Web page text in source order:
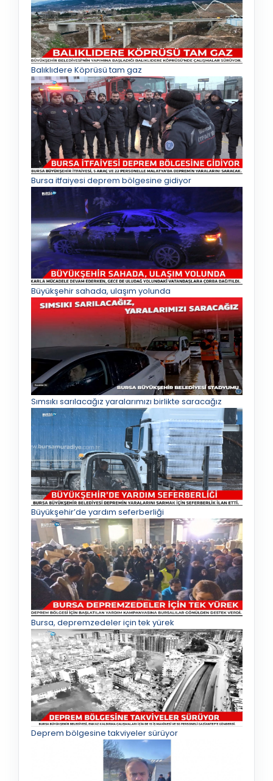
Balıklıdere Köprüsü tam gaz
Bursa itfaiyesi deprem bölgesine gidiyor
Büyükşehir sahada, ulaşım yolunda
Sımsıkı sarılacağız yaralarımızı birlikte saracağız
Büyükşehir’de yardım seferberliği
Bursa, depremzedeler için tek yürek
Deprem bölgesine takviyeler sürüyor